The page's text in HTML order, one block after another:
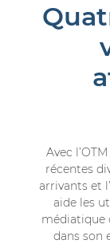
Avec
récentes
arrivants et
aide les
médiatique
dans son